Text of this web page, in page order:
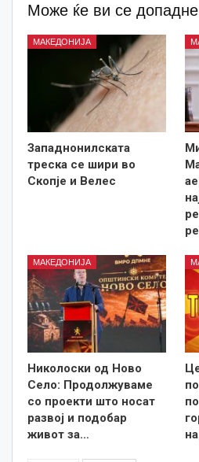
Може ќе ви се допадне
МАКЕДОНИЈА
Западнонилската
треска се шири во
Скопје и Велес
МАКЕДОНИЈА
Николоски од Ново
Село: Продолжуваме
со проекти што носат
развој и подобар
живот за…